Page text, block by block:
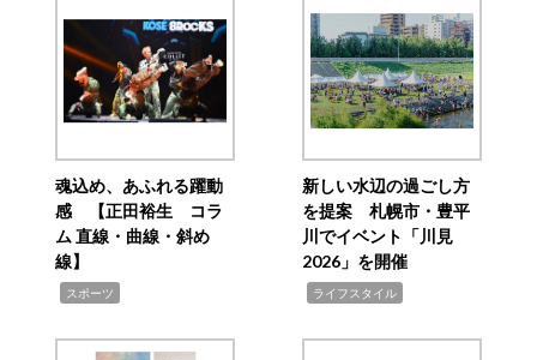
魂込め、あふれる躍動
感 【正田裕生 コラ
ム 直線・曲線・斜め
線】
スポーツ
新しい水辺の過ごし方
を提案 札幌市・豊平
川でイベント「川見
2026」を開催
ライフスタイル